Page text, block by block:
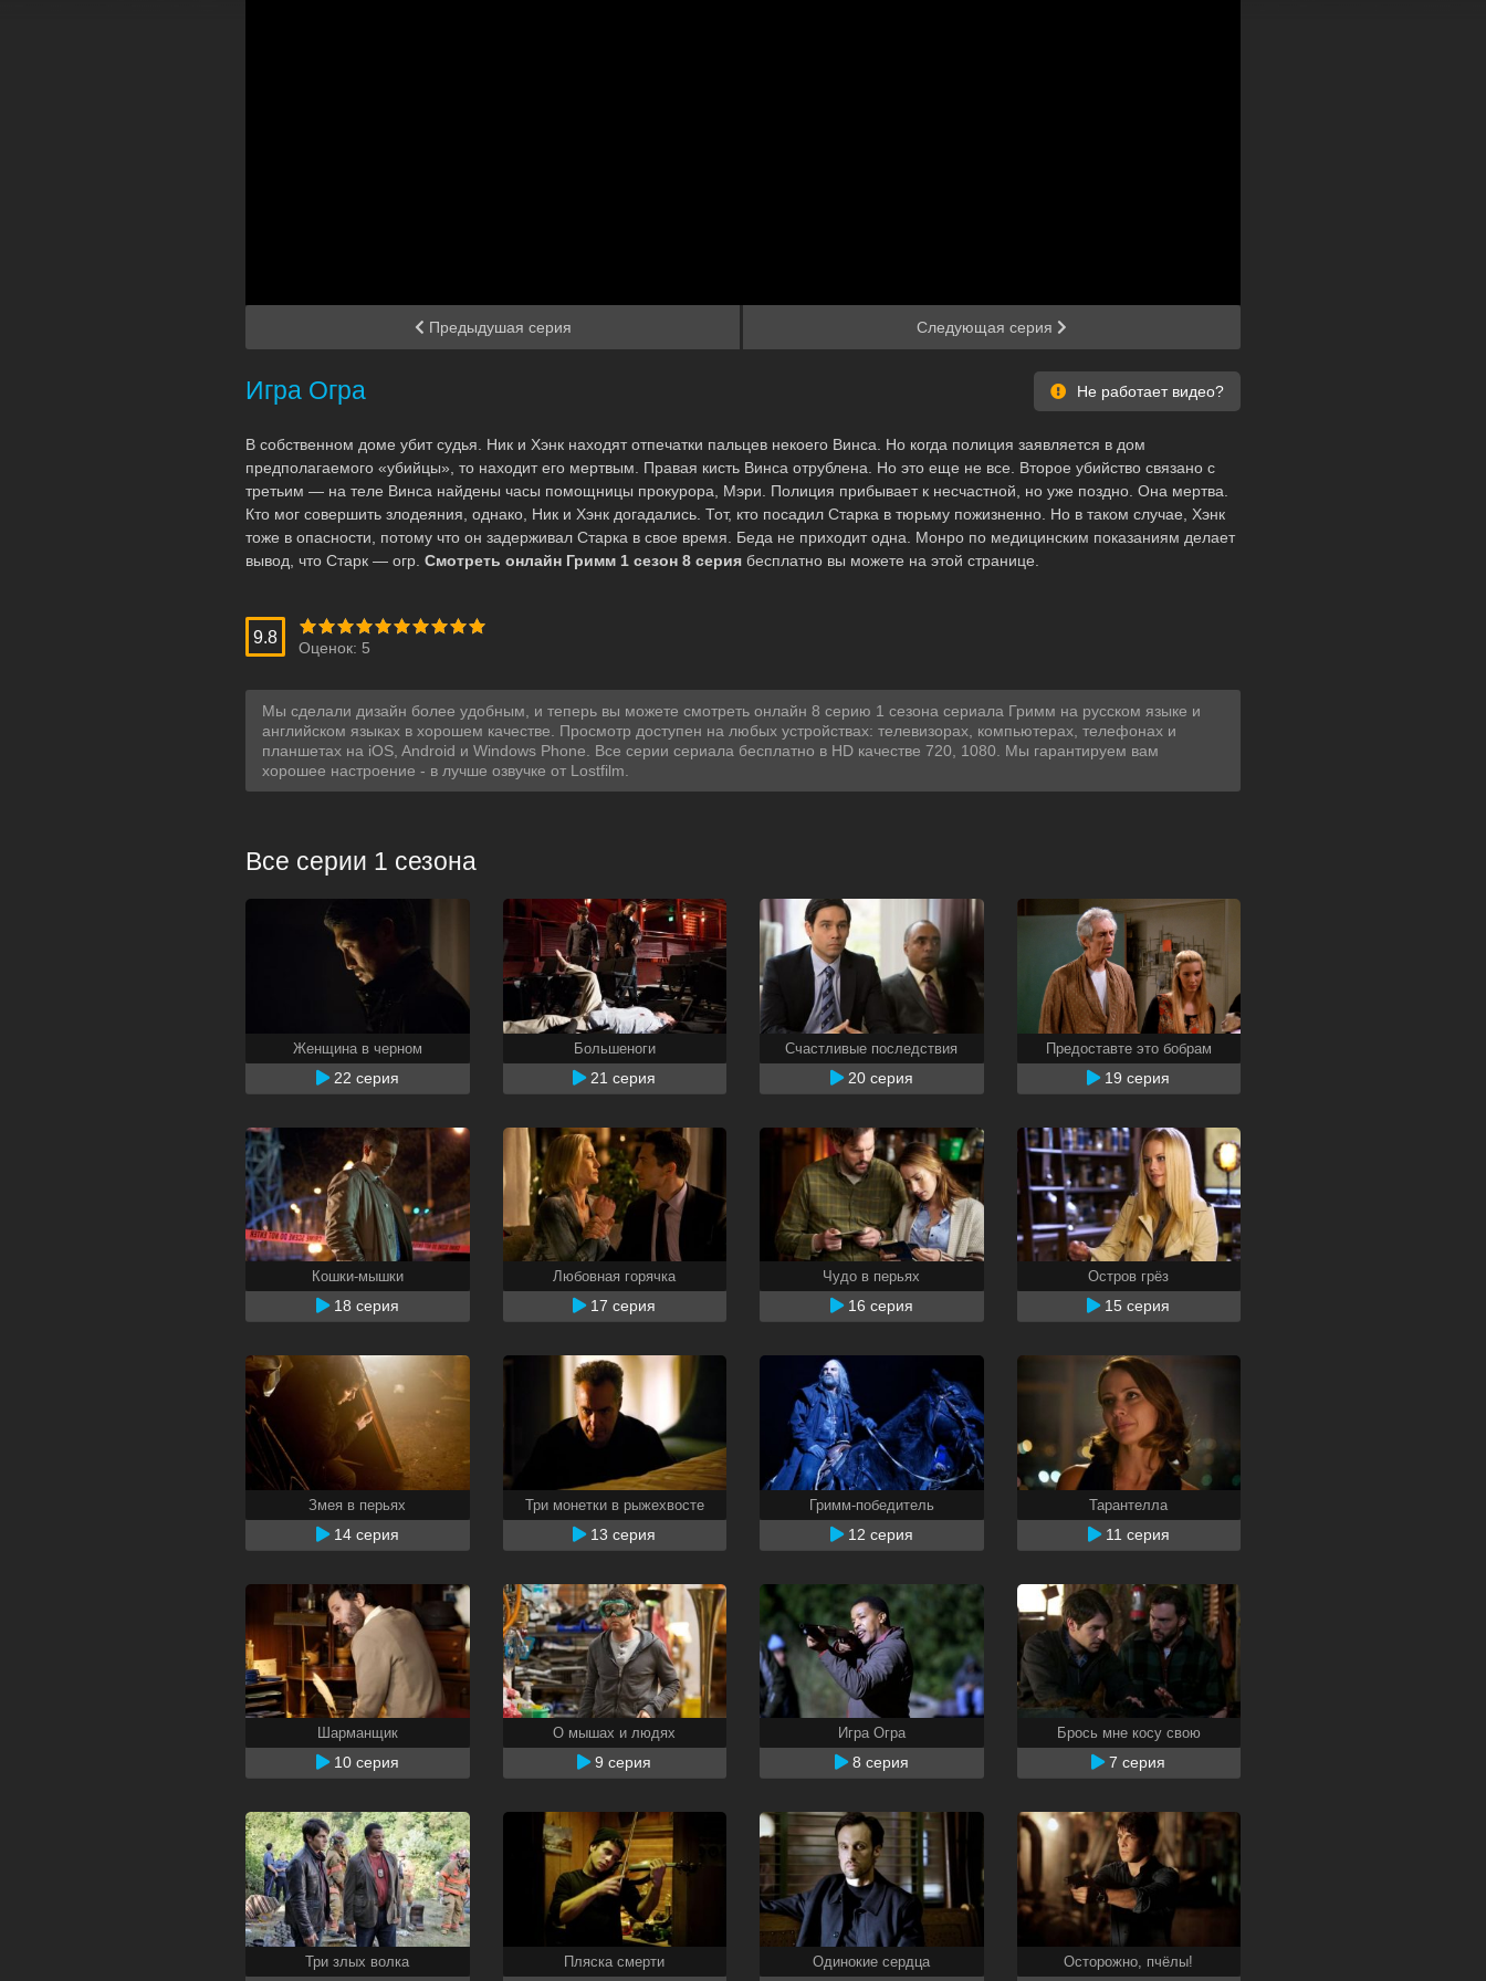
Предыдушая серия Следующая серия
Игра Огра Не работает видео?
В собственном доме убит судья. Ник и Хэнк находят отпечатки пальцев некоего Винса. Но когда полиция заявляется в дом
предполагаемого «убийцы», то находит его мертвым. Правая кисть Винса отрублена. Но это еще не все. Второе убийство связано с
третьим — на теле Винса найдены часы помощницы прокурора, Мэри. Полиция прибывает к несчастной, но уже поздно. Она мертва.
Кто мог совершить злодеяния, однако, Ник и Хэнк догадались. Тот, кто посадил Старка в тюрьму пожизненно. Но в таком случае, Хэнк
тоже в опасности, потому что он задерживал Старка в свое время. Беда не приходит одна. Монро по медицинским показаниям делает
вывод, что Старк — огр. Смотреть онлайн Гримм 1 сезон 8 серия бесплатно вы можете на этой странице.
9.8
Оценок: 5
Мы сделали дизайн более удобным, и теперь вы можете смотреть онлайн 8 серию 1 сезона сериала Гримм на русском языке и
английском языках в хорошем качестве. Просмотр доступен на любых устройствах: телевизорах, компьютерах, телефонах и
планшетах на iOS, Android и Windows Phone. Все серии сериала бесплатно в HD качестве 720, 1080. Мы гарантируем вам
хорошее настроение - в лучше озвучке от Lostfilm.
Все серии 1 сезона
Женщина в черном
22 серия
Большеноги
21 серия
Счастливые последствия
20 серия
Предоставте это бобрам
19 серия
Кошки-мышки
18 серия
Любовная горячка
17 серия
Чудо в перьях
16 серия
Остров грёз
15 серия
Змея в перьях
14 серия
Три монетки в рыжехвосте
13 серия
Гримм-победитель
12 серия
Тарантелла
11 серия
Шарманщик
10 серия
О мышах и людях
9 серия
Игра Огра
8 серия
Брось мне косу свою
7 серия
Три злых волка Пляска смерти Одинокие сердца Осторожно, пчёлы!